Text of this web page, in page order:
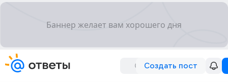
Создать пост